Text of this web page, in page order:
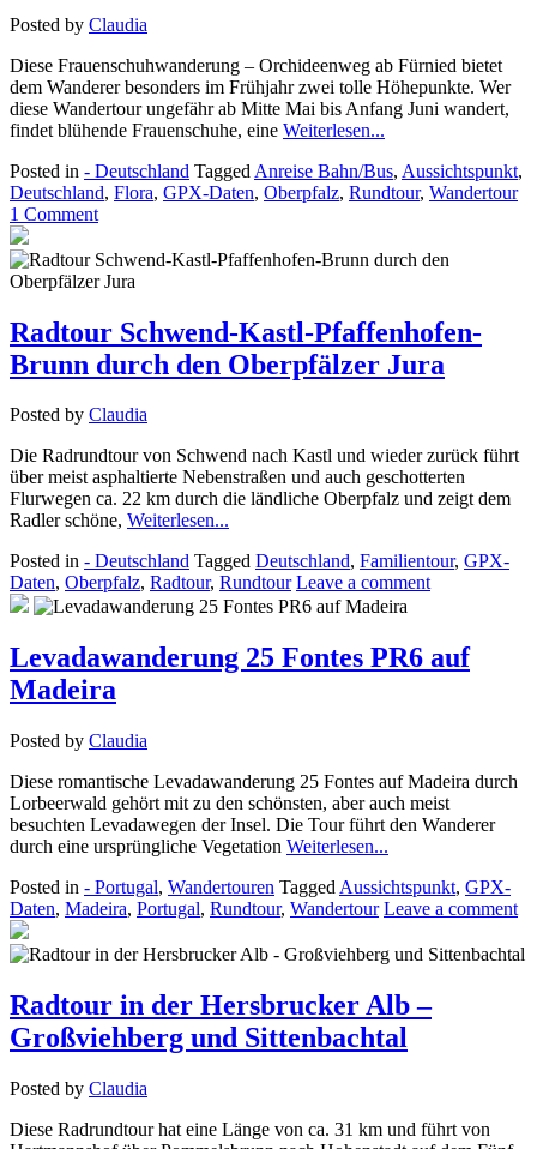
Posted by Claudia
Diese Frauenschuhwanderung – Orchideenweg ab Fürnied bietet
dem Wanderer besonders im Frühjahr zwei tolle Höhepunkte. Wer
diese Wandertour ungefähr ab Mitte Mai bis Anfang Juni wandert,
findet blühende Frauenschuhe, eine Weiterlesen...
Posted in - Deutschland Tagged Anreise Bahn/Bus, Aussichtspunkt,
Deutschland, Flora, GPX-Daten, Oberpfalz, Rundtour, Wandertour
1 Comment
Radtour Schwend-Kastl-Pfaffenhofen-
Brunn durch den Oberpfälzer Jura
Posted by Claudia
Die Radrundtour von Schwend nach Kastl und wieder zurück führt
über meist asphaltierte Nebenstraßen und auch geschotterten
Flurwegen ca. 22 km durch die ländliche Oberpfalz und zeigt dem
Radler schöne, Weiterlesen...
Posted in - Deutschland Tagged Deutschland, Familientour, GPX-
Daten, Oberpfalz, Radtour, Rundtour Leave a comment
Levadawanderung 25 Fontes PR6 auf
Madeira
Posted by Claudia
Diese romantische Levadawanderung 25 Fontes auf Madeira durch
Lorbeerwald gehört mit zu den schönsten, aber auch meist
besuchten Levadawegen der Insel. Die Tour führt den Wanderer
durch eine ursprüngliche Vegetation Weiterlesen...
Posted in - Portugal, Wandertouren Tagged Aussichtspunkt, GPX-
Daten, Madeira, Portugal, Rundtour, Wandertour Leave a comment
Radtour in der Hersbrucker Alb –
Großviehberg und Sittenbachtal
Posted by Claudia
Diese Radrundtour hat eine Länge von ca. 31 km und führt von